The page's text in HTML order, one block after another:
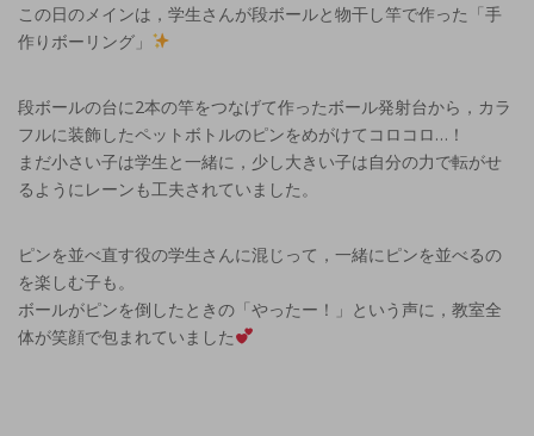
この日のメインは，学生さんが段ボールと物干し竿で作った「手
作りボーリング」
段ボールの台に2本の竿をつなげて作ったボール発射台から，カラ
フルに装飾したペットボトルのピンをめがけてコロコロ…！
まだ小さい子は学生と一緒に，少し大きい子は自分の力で転がせ
るようにレーンも工夫されていました。
ピンを並べ直す役の学生さんに混じって，一緒にピンを並べるの
を楽しむ子も。
ボールがピンを倒したときの「やったー！」という声に，教室全
体が笑顔で包まれていました